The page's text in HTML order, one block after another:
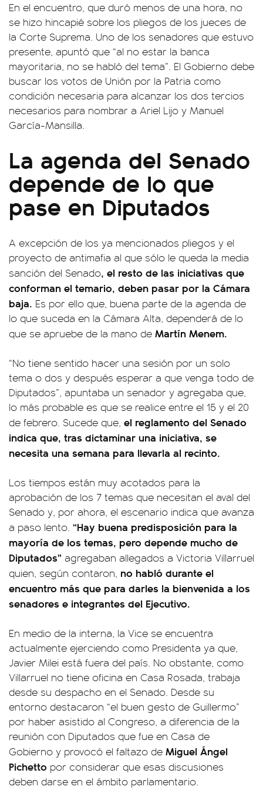
En el encuentro, que duró menos de una hora, no
se hizo hincapié sobre los pliegos de los jueces de
la Corte Suprema. Uno de los senadores que estuvo
presente, apuntó que “al no estar la banca
mayoritaria, no se habló del tema”. El Gobierno debe
buscar los votos de Unión por la Patria como
condición necesaria para alcanzar los dos tercios
necesarios para nombrar a Ariel Lijo y Manuel
García-Mansilla.
La agenda del Senado
depende de lo que
pase en Diputados
A excepción de los ya mencionados pliegos y el
proyecto de antimafia al que sólo le queda la media
sanción del Senado, el resto de las iniciativas que
conforman el temario, deben pasar por la Cámara
baja. Es por ello que, buena parte de la agenda de
lo que suceda en la Cámara Alta, dependerá de lo
que se apruebe de la mano de Martín Menem.
“No tiene sentido hacer una sesión por un solo
tema o dos y después esperar a que venga todo de
Diputados”, apuntaba un senador y agregaba que,
lo más probable es que se realice entre el 15 y el 20
de febrero. Sucede que, el reglamento del Senado
indica que, tras dictaminar una iniciativa, se
necesita una semana para llevarla al recinto.
Los tiempos están muy acotados para la
aprobación de los 7 temas que necesitan el aval del
Senado y, por ahora, el escenario indica que avanza
a paso lento. “Hay buena predisposición para la
mayoría de los temas, pero depende mucho de
Diputados” agregaban allegados a Victoria Villarruel
quien, según contaron, no habló durante el
encuentro más que para darles la bienvenida a los
senadores e integrantes del Ejecutivo.
En medio de la interna, la Vice se encuentra
actualmente ejerciendo como Presidenta ya que,
Javier Milei está fuera del país. No obstante, como
Villarruel no tiene oficina en Casa Rosada, trabaja
desde su despacho en el Senado. Desde su
entorno destacaron “el buen gesto de Guillermo”
por haber asistido al Congreso, a diferencia de la
reunión con Diputados que fue en Casa de
Gobierno y provocó el faltazo de Miguel Ángel
Pichetto por considerar que esas discusiones
deben darse en el ámbito parlamentario.